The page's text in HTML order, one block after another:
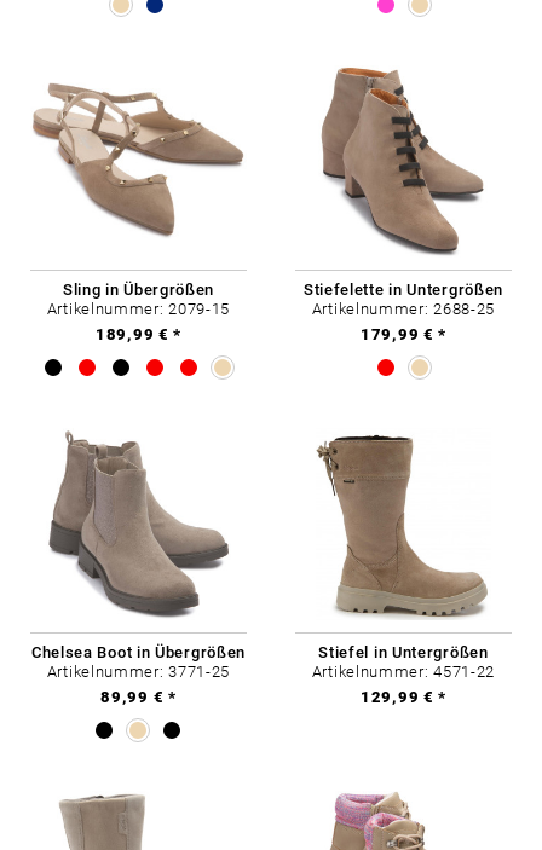
Sling in Übergrößen
Artikelnummer: 2079-15
189,99 € *
Stiefelette in Untergrößen
Artikelnummer: 2688-25
179,99 € *
Chelsea Boot in Übergrößen
Artikelnummer: 3771-25
89,99 € *
Stiefel in Untergrößen
Artikelnummer: 4571-22
129,99 € *